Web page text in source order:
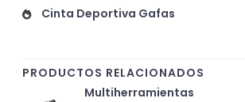
Cinta Deportiva Gafas
PRODUCTOS RELACIONADOS
Multiherramientas